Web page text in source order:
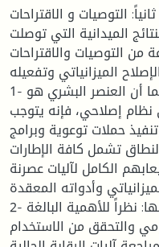
ثانياً: التوصيات و الاقتراحات
الميدانية التي توصلت
من التوصيات والاقتراحات
الميزانياتي وتفعيله:
1- الاستثمار في الرأسمال البشري: بما أن العنصر البشري هو
إصلاحي، فإنه يتوجب
حملات توعوية وبرامج
تشمل كافة الإطارات
الكامل لآليات عصرنة
وأدواته المعقدة.
2- عصرنة المنظومة الرقابية وتكييفها: نظراً للأهمية البالغة
والتحقق من الاستخدام